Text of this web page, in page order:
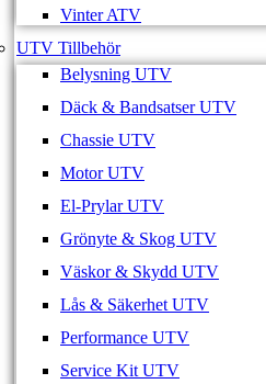
Vinter ATV
UTV Tillbehör
Belysning UTV
Däck & Bandsatser UTV
Chassie UTV
Motor UTV
El-Prylar UTV
Grönyte & Skog UTV
Väskor & Skydd UTV
Lås & Säkerhet UTV
Performance UTV
Service Kit UTV